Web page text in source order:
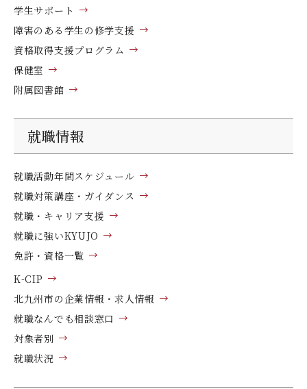
学生サポート
障害のある学生の修学支援
資格取得支援プログラム
保健室
附属図書館
就職情報
就職活動年間スケジュール
就職対策講座・ガイダンス
就職・キャリア支援
就職に強いKYUJO
免許・資格一覧
K-CIP
北九州市の企業情報・求人情報
就職なんでも相談窓口
対象者別
就職状況